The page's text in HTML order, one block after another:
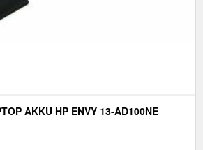
AKKU HP ENVY 13-AD100NE